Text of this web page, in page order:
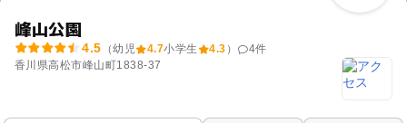
峰山公園
4.5 （幼児 4.7小学生 4.3 ） 4件
香川県高松市峰山町1838-37